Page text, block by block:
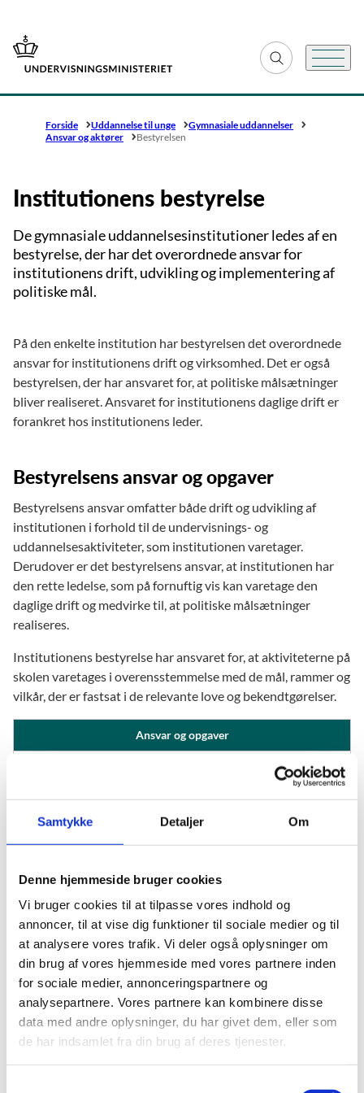
Samtykke Detaljer Om
Denne hjemmeside bruger cookies
Vi bruger cookies til at tilpasse vores indhold og
annoncer, til at vise dig funktioner til sociale medier og til
at analysere vores trafik. Vi deler også oplysninger om
din brug af vores hjemmeside med vores partnere inden
for sociale medier, annonceringspartnere og
analysepartnere. Vores partnere kan kombinere disse
data med andre oplysninger, du har givet dem, eller som
de har indsamlet fra din brug af deres tjenester.
Gå til forsiden Fold søgefelt ud
Menu
Forside Uddannelse til unge
Gymnasiale uddannelser
Ansvar og aktører
Bestyrelsen
Institutionens bestyrelse
De gymnasiale uddannelsesinstitutioner ledes af en
bestyrelse, der har det overordnede ansvar for
institutionens drift, udvikling og implementering af
politiske mål.
På den enkelte institution har bestyrelsen det overordnede
ansvar for institutionens drift og virksomhed. Det er også
bestyrelsen, der har ansvaret for, at politiske målsætninger
bliver realiseret. Ansvaret for institutionens daglige drift er
forankret hos institutionens leder.
Bestyrelsens ansvar og opgaver
Bestyrelsens ansvar omfatter både drift og udvikling af
institutionen i forhold til de undervisnings- og
uddannelsesaktiviteter, som institutionen varetager.
Derudover er det bestyrelsens ansvar, at institutionen har
den rette ledelse, som på fornuftig vis kan varetage den
daglige drift og medvirke til, at politiske målsætninger
realiseres.
Institutionens bestyrelse har ansvaret for, at aktiviteterne på
skolen varetages i overensstemmelse med de mål, rammer og
vilkår, der er fastsat i de relevante love og bekendtgørelser.
Ansvar og opgaver
Bestyrelsens ansvar og opgaver omfatter blandt andet at:
udvikling
sikre den rette ledelse
institutionen
ansvarlig for institutionens vedtægt
Læs mere